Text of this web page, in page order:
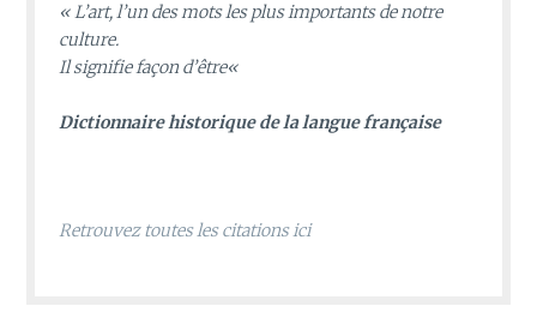
«L’art, l’un des mots les plus importants de notre
culture.
Il signifie façon d’être«
Dictionnaire historique de la langue française
Retrouvez toutes les citations ici